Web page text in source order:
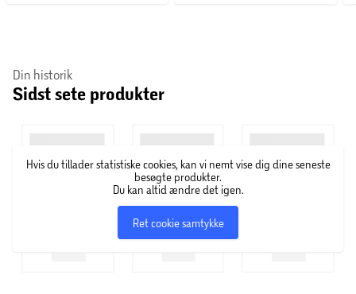
Din historik
Sidst sete produkter
Hvis du tillader statistiske cookies, kan vi nemt vise dig dine seneste
besøgte produkter.
Du kan altid ændre det igen.
Ret cookie samtykke